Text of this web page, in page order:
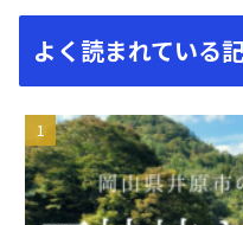
よく読まれている